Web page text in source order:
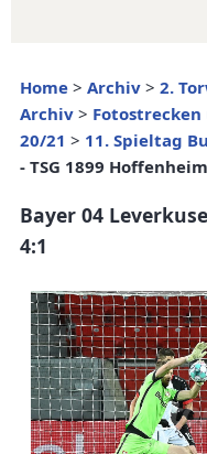
Home > Archiv > 2.
Archiv >
20/21 > 11. Spieltag
- TSG 1899
Bayer 04
4:1